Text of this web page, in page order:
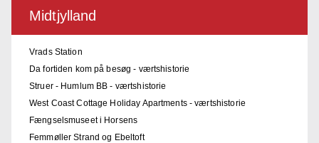
Midtjylland
Vrads Station
Da fortiden kom på besøg - værtshistorie
Struer - Humlum BB - værtshistorie
West Coast Cottage Holiday Apartments - værtshistorie
Fængselsmuseet i Horsens
Femmøller Strand og Ebeltoft